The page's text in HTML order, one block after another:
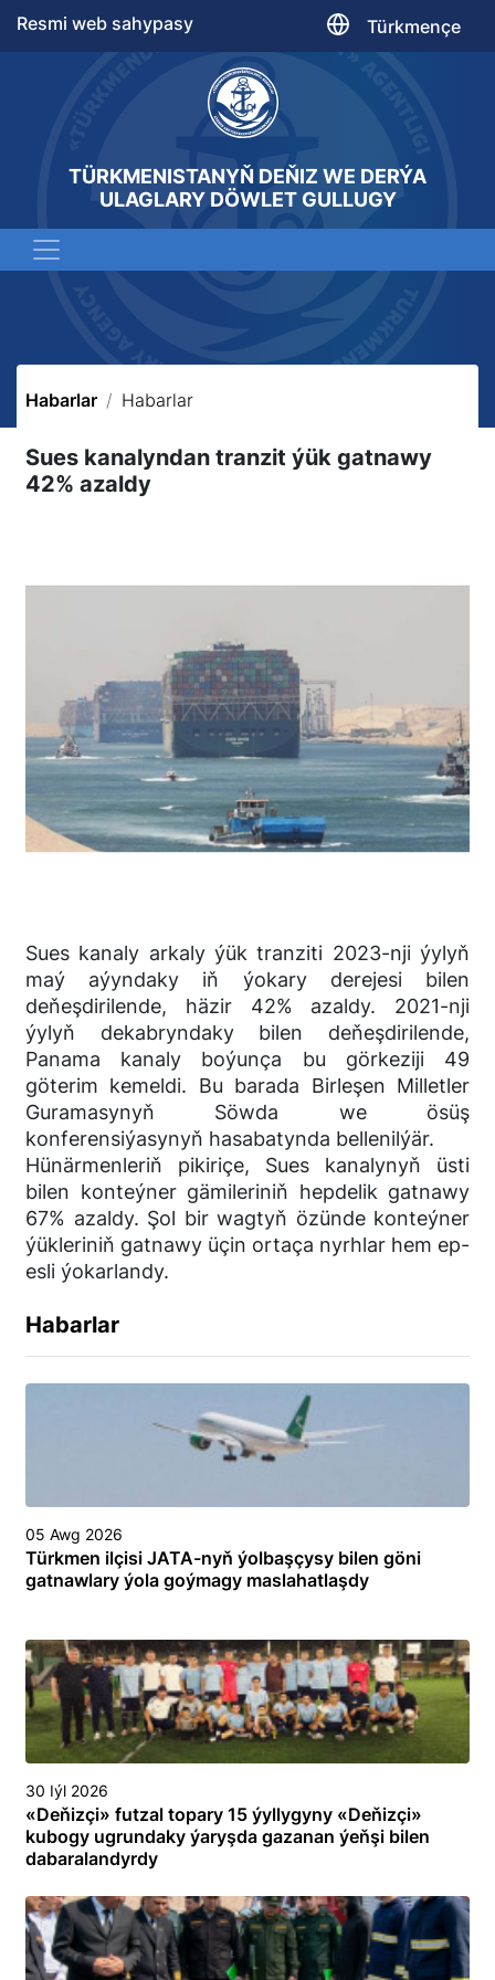
Resmi web sahypasy Türkmençe
TÜRKMENISTANYŇ DEŇIZ WE DERÝA
ULAGLARY DÖWLET GULLUGY
Habarlar Habarlar
Sues kanalyndan tranzit ýük gatnawy
42% azaldy
Sues kanaly arkaly ýük tranziti 2023-nji ýylyň
maý aýyndaky iň ýokary derejesi bilen
deňeşdirilende, häzir 42% azaldy. 2021-nji
ýylyň dekabryndaky bilen deňeşdirilende,
Panama kanaly boýunça bu görkeziji 49
göterim kemeldi. Bu barada Birleşen Milletler
Guramasynyň Söwda we ösüş
konferensiýasynyň hasabatynda bellenilýär.
Hünärmenleriň pikiriçe, Sues kanalynyň üsti
bilen konteýner gämileriniň hepdelik gatnawy
67% azaldy. Şol bir wagtyň özünde konteýner
ýükleriniň gatnawy üçin ortaça nyrhlar hem ep-
esli ýokarlandy.
Habarlar
05 Awg 2026
Türkmen ilçisi JATA-nyň ýolbaşçysy bilen göni
gatnawlary ýola goýmagy maslahatlaşdy
30 Iýl 2026
«Deňizçi» futzal topary 15 ýyllygyny «Deňizçi»
kubogy ugrundaky ýaryşda gazanan ýeňşi bilen
dabaralandyrdy